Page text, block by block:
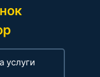
услуги